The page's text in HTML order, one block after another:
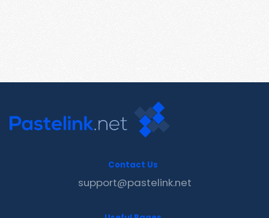
Contact Us
support@pastelink.net